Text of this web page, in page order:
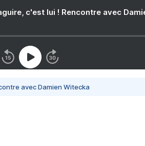
c'est lui ! Rencontre avec
avec Damien Witecka